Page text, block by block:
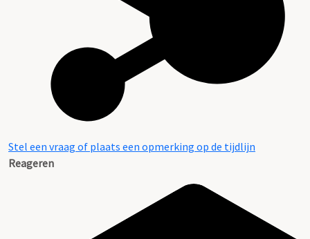
Stel een vraag of plaats een opmerking op de tijdlijn
Reageren